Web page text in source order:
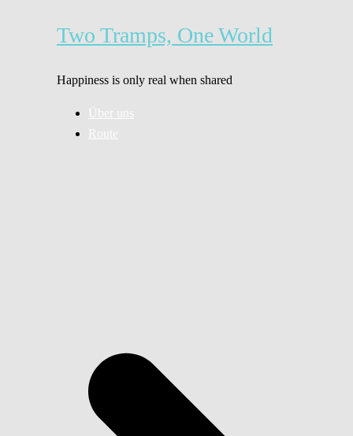
Two Tramps, One World
Happiness is only real when shared
Über uns
Route